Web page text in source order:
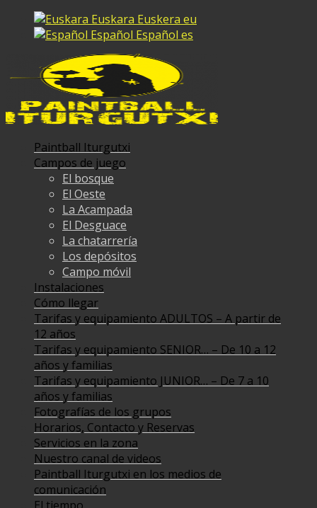
Euskara Euskera eu
Español Español es
Paintball Iturgutxi
Campos de juego
El bosque
El Oeste
La Acampada
El Desguace
La chatarrería
Los depósitos
Campo móvil
Instalaciones
Cómo llegar
Tarifas y equipamiento ADULTOS – A partir de
12 años
Tarifas y equipamiento SENIOR… – De 10 a 12
años y familias
Tarifas y equipamiento JUNIOR… – De 7 a 10
años y familias
Fotografías de los grupos
Horarios, Contacto y Reservas
Servicios en la zona
Nuestro canal de videos
Paintball Iturgutxi en los medios de
comunicación